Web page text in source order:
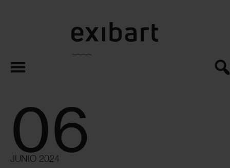
exibart.es
06
JUNIO 2024